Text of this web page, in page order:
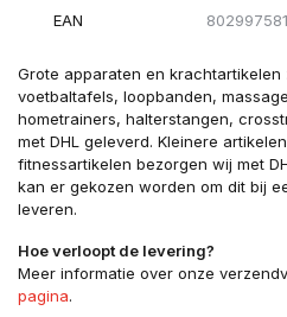
EAN
Grote apparaten en krachtartikelen
voetbaltafels, loopbanden,
hometrainers, halterstangen,
met DHL geleverd. Kleinere
fitnessartikelen bezorgen wij met
kan er gekozen worden om dit bij
leveren.
Hoe verloopt de levering?
Meer informatie over onze
pagina.